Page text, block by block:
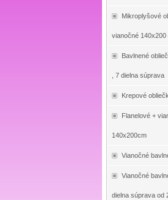
Mikroplyšové
vianočné 140x200
Bavlnené
, 7 dielna súprava
Krepové
Flanelové +
140x200cm
Vianočné
Vianočné
dielna súprava od